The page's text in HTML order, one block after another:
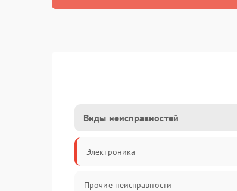
Виды неисправностей
Электроника
Прочие неисправности